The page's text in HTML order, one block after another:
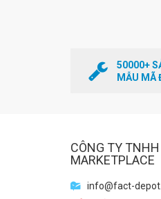
50000+
MẪU MÃ
CÔNG TY
MARKETPLACE
info@fact-